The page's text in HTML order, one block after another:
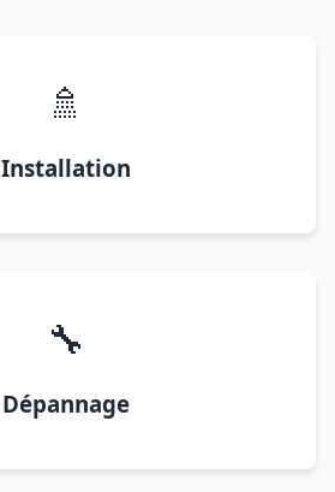
🚿
Installation
🔧
Dépannage